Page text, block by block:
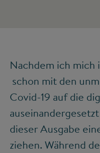
Nachdem ich mich
schon mit den
Covid-19 auf die
dieser Ausgabe
ziehen. Während